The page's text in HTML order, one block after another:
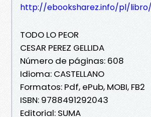
http://ebooksharez.info/pl/libro/
TODO LO PEOR
CESAR PEREZ GELLIDA
Número de páginas: 608
Idioma: CASTELLANO
Formatos: Pdf, ePub, MOBI, FB2
ISBN: 9788491292043
Editorial: SUMA